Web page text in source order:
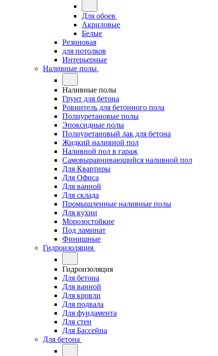
Для обоев
Акриловые
Белые
Резиновая
для потолков
Интерьерные
Наливные полы
Наливные полы
Грунт для бетона
Ровнитель для бетонного пола
Полиуретановые полы
Эпоксидные полы
Полиуретановый лак для бетона
Жидкий наливной пол
Наливной пол в гараж
Самовыравнивающийся наливной пол
Для Квартиры
Для Офиса
Для ванной
Для склада
Промышленные наливные полы
Для кухни
Морозостойкие
Под ламинат
Финишные
Гидроизоляция
Гидроизоляция
Для бетона
Для ванной
Для кровли
Для подвала
Для фундамента
Для стен
Для Бассейна
Для бетона